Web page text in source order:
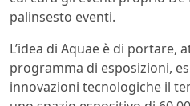
palinsesto eventi.
L’idea di Aquae è di portare,
programma di esposizioni,
innovazioni tecnologiche il